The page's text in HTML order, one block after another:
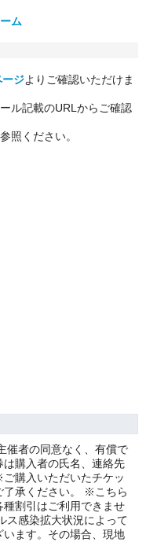
ム
ジよりご確認いただけま
ル記載のURLからご確認
照ください。
者の同意なく、有償で
購入者の氏名、連絡先
購入いただいたチケッ
了承ください。 ※こちら
割引はご利用できませ
ス感染拡大状況によって
ます。その場合、現地